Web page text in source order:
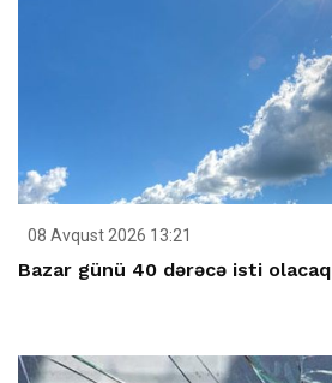
08 Avqust 2026 13:21
Bazar günü 40 dərəcə isti olacaq